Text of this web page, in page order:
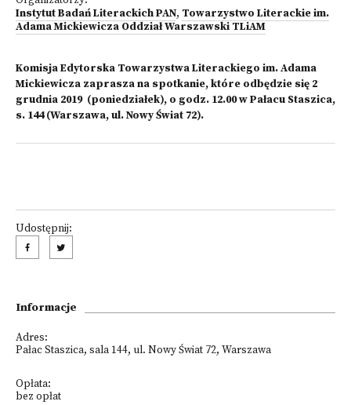
Instytut Badań Literackich PAN, Towarzystwo Literackie im.
Adama Mickiewicza Oddział Warszawski TLiAM
Komisja Edytorska Towarzystwa Literackiego im. Adama
Mickiewicza zaprasza na spotkanie, które odbędzie się 2
grudnia 2019 (poniedziałek), o godz. 12.00 w Pałacu Staszica,
s. 144 (Warszawa, ul. Nowy Świat 72).
Udostępnij:
Informacje
Adres:
Pałac Staszica, sala 144, ul. Nowy Świat 72, Warszawa
Opłata:
bez opłat